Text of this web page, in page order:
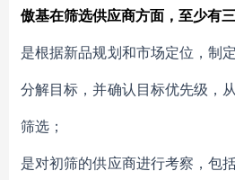
傲基在筛选供应商方面，至少有
是根据新品规划和市场定位，制
分解目标，并确认目标优先级，
筛选；
是对初筛的供应商进行考察，包